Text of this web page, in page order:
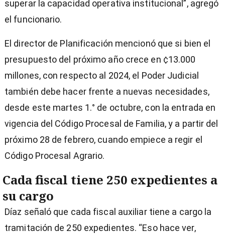
superar la capacidad operativa institucional”, agregó
el funcionario.
El director de Planificación mencionó que si bien el
presupuesto del próximo año crece en ¢13.000
millones, con respecto al 2024, el Poder Judicial
también debe hacer frente a nuevas necesidades,
desde este martes 1.° de octubre, con la entrada en
vigencia del Código Procesal de Familia, y a partir del
próximo 28 de febrero, cuando empiece a regir el
Código Procesal Agrario.
Cada fiscal tiene 250 expedientes a
su cargo
Díaz señaló que cada fiscal auxiliar tiene a cargo la
tramitación de 250 expedientes. “Eso hace ver,